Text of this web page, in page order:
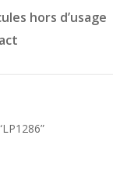
hors d’usage